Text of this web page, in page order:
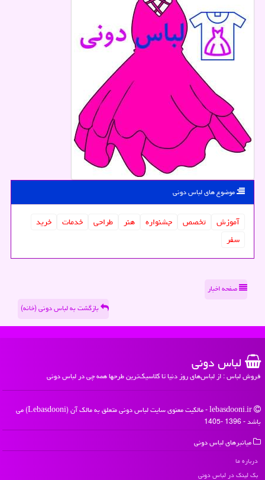
موضوع های لباس دونی
آموزش تخصص جشنواره هنر طراحی خدمات
خرید
سفر
صفحه اخبار
بازگشت به لباس دونی (خانه)
لباس دونی
فروش لباس : از لباس‌های روز دنیا تا کلاسیک‌ترین طرحها همه چی در لباس دونی
lebasdooni.ir - مالکیت معنوی سایت لباس دونی متعلق به مالک آن (Lebasdooni) می
باشد - 1396 -1405
میانبرهای لباس دونی
درباره ما
بک لینک در لباس دونی